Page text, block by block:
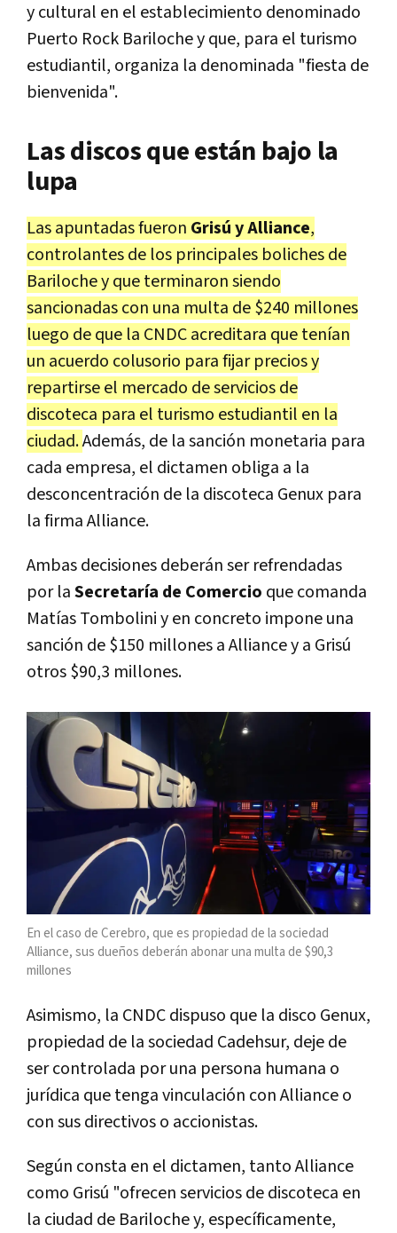
y cultural en el establecimiento denominado
Puerto Rock Bariloche y que, para el turismo
estudiantil, organiza la denominada "fiesta de
bienvenida".
Las discos que están bajo la
lupa
Las apuntadas fueron Grisú y Alliance,
controlantes de los principales boliches de
Bariloche y que terminaron siendo
sancionadas con una multa de $240 millones
luego de que la CNDC acreditara que tenían
un acuerdo colusorio para fijar precios y
repartirse el mercado de servicios de
discoteca para el turismo estudiantil en la
ciudad.Además, de la sanción monetaria para
cada empresa, el dictamen obliga a la
desconcentración de la discoteca Genux para
la firma Alliance.
Ambas decisiones deberán ser refrendadas
por laSecretaría de Comercio que comanda
Matías Tombolini y en concreto impone una
sanción de $150 millones a Alliance y a Grisú
otros $90,3 millones.
En el caso de Cerebro, que es propiedad de la sociedad
Alliance, sus dueños deberán abonar una multa de $90,3
millones
Asimismo, la CNDC dispuso que la disco Genux,
propiedad de la sociedad Cadehsur, deje de
ser controlada por una persona humana o
jurídica que tenga vinculación con Alliance o
con sus directivos o accionistas.
Según consta en el dictamen, tanto Alliance
como Grisú "ofrecen servicios de discoteca en
la ciudad de Bariloche y, específicamente,